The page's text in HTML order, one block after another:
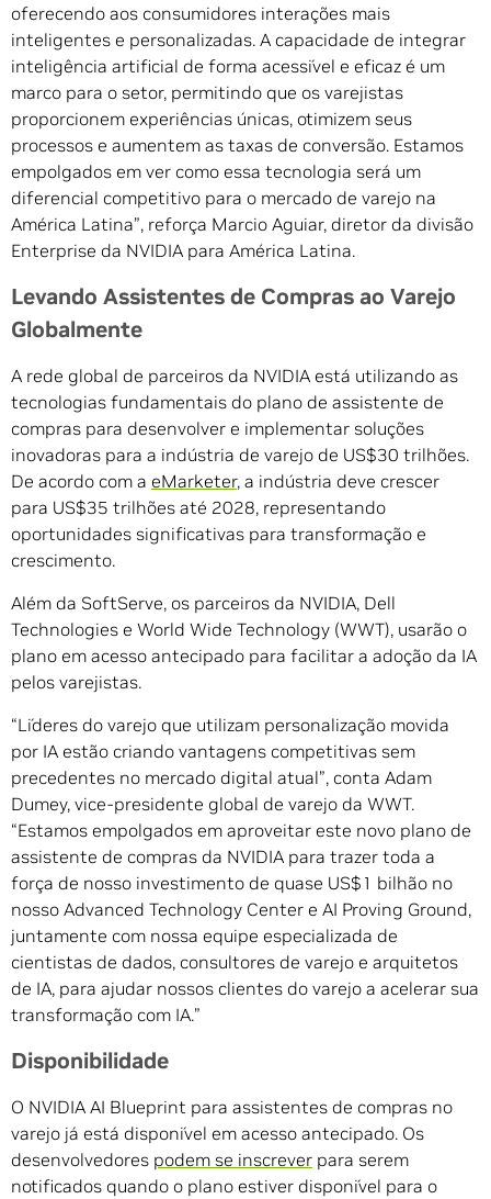
oferecendo aos consumidores interações mais
inteligentes e personalizadas. A capacidade de integrar
inteligência artificial de forma acessível e eficaz é um
marco para o setor, permitindo que os varejistas
proporcionem experiências únicas, otimizem seus
processos e aumentem as taxas de conversão. Estamos
empolgados em ver como essa tecnologia será um
diferencial competitivo para o mercado de varejo na
América Latina”, reforça Marcio Aguiar, diretor da divisão
Enterprise da NVIDIA para América Latina.
Levando Assistentes de Compras ao Varejo
Globalmente
A rede global de parceiros da NVIDIA está utilizando as
tecnologias fundamentais do plano de assistente de
compras para desenvolver e implementar soluções
inovadoras para a indústria de varejo de US$30 trilhões.
De acordo com a eMarketer, a indústria deve crescer
para US$35 trilhões até 2028, representando
oportunidades significativas para transformação e
crescimento.
Além da SoftServe, os parceiros da NVIDIA, Dell
Technologies e World Wide Technology (WWT), usarão o
plano em acesso antecipado para facilitar a adoção da IA
pelos varejistas.
“Líderes do varejo que utilizam personalização movida
por IA estão criando vantagens competitivas sem
precedentes no mercado digital atual”, conta Adam
Dumey, vice-presidente global de varejo da WWT.
“Estamos empolgados em aproveitar este novo plano de
assistente de compras da NVIDIA para trazer toda a
força de nosso investimento de quase US$1 bilhão no
nosso Advanced Technology Center e AI Proving Ground,
juntamente com nossa equipe especializada de
cientistas de dados, consultores de varejo e arquitetos
de IA, para ajudar nossos clientes do varejo a acelerar sua
transformação com IA.”
Disponibilidade
O NVIDIA AI Blueprint para assistentes de compras no
varejo já está disponível em acesso antecipado. Os
desenvolvedores podem se inscrever para serem
notificados quando o plano estiver disponível para o